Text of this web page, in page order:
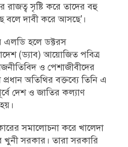
রাজত্ব সৃষ্টি করে তাদের বহু
বলে দাবী করে আসছে'।
এলডি হলে ডক্টরস
(ড্যাব) আয়োজিত পবিত্র
ও পেশাজীবীদের
অতিথির বক্তব্যে তিনি এ
দেশ ও জাতির কল্যাণ
সমালোচনা করে খালেদা
সরকার। তারা সরকারি